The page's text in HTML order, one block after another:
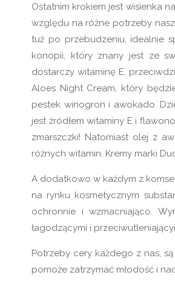
Ostatnim krokiem jest wisienka
względu na różne potrzeby
tuż po przebudzeniu, idealnie
konopii, który znany jest ze
dostarczy witaminę E,
Aloes Night Cream, który
pestek winogron i awokado.
jest źródłem witaminy E i
zmarszczki! Natomiast olej z
różnych witamin. Kremy marki
A dodatkowo w każdym z
na rynku kosmetycznym
ochronnie i wzmacniająco.
łagodzącymi i
Potrzeby cery każdego z nas,
pomoże zatrzymać młodość i